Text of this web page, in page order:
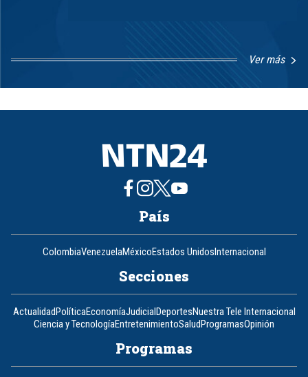
Ver más
1
8
País
ColombiaVenezuelaMéxicoEstados UnidosInternacional
Secciones
ActualidadPolíticaEconomíaJudicialDeportesNuestra Tele Internacional
Ciencia y TecnologíaEntretenimientoSaludProgramasOpinión
Programas